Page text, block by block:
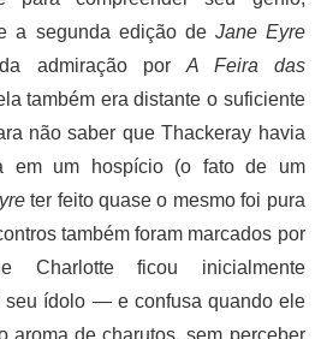
a segunda edição de Jane Eyre
admiração por A Feira das
também era distante o suficiente
não saber que Thackeray havia
em um hospício (o fato de um
ter feito quase o mesmo foi pura
também foram marcados por
Charlotte ficou inicialmente
seu ídolo — e confusa quando ele
aroma de charutos, sem perceber